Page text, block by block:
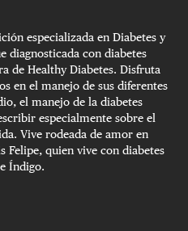
especializada en Diabetes y
diagnosticada con diabetes
de Healthy Diabetes. Disfruta
en el manejo de sus diferentes
el manejo de la diabetes
especialmente sobre el
Vive rodeada de amor en
Felipe, quien vive con diabetes
Índigo.